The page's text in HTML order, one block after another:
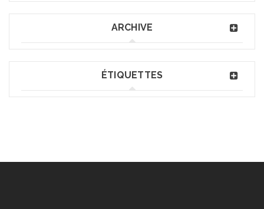
ARCHIVE
ÉTIQUETTES